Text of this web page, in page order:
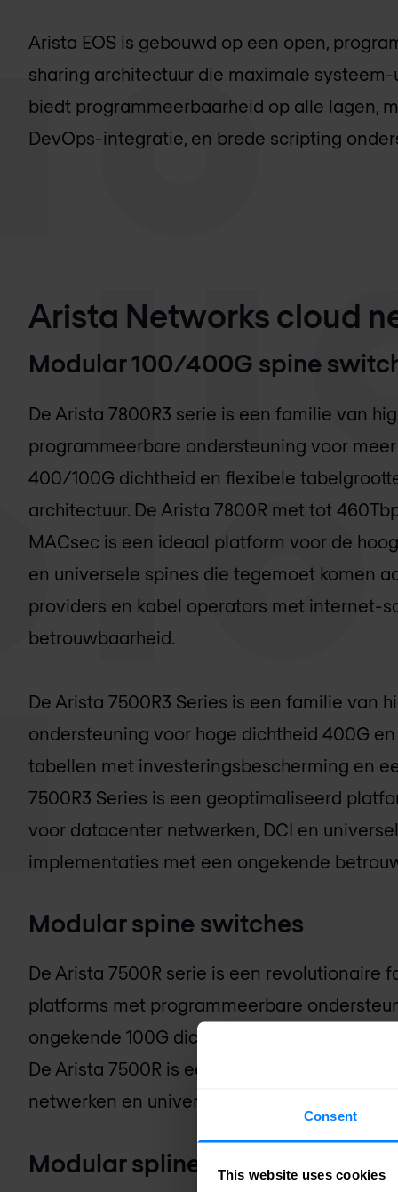
Consent
This website uses cookies
Arista EOS is gebouwd op een open,
sharing architectuur die maximale
biedt programmeerbaarheid op alle lagen,
DevOps-integratie, en brede scripting
Arista Networks cloud
Modular 100/400G spine
De Arista 7800R3 serie is een familie van
programmeerbare ondersteuning voor
400/100G dichtheid en flexibele
architectuur. De Arista 7800R met tot
MACsec is een ideaal platform voor de
en universele spines die tegemoet komen
providers en kabel operators met internet-
betrouwbaarheid.
De Arista 7500R3 Series is een familie van
ondersteuning voor hoge dichtheid 400G
tabellen met investeringsbescherming en
7500R3 Series is een geoptimaliseerd
voor datacenter netwerken, DCI en
implementaties met een ongekende
Modular spine switches
De Arista 7500R serie is een revolutionaire
platforms met programmeerbare
ongekende 100G dichtheid en grote
De Arista 7500R is een ideaal platform voor
netwerken en universele spines met
Modular spline switches